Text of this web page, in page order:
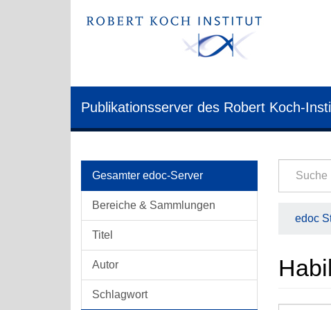
Publikationsserver des Robert Koch-
Gesamter edoc-Server
Bereiche & Sammlungen
Titel
Autor
Schlagwort
edoc